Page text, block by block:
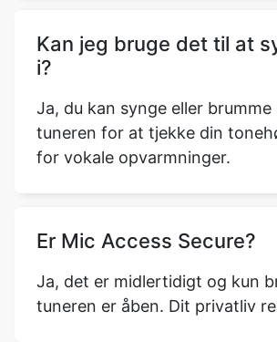
Kan jeg bruge det til at
i?
Ja, du kan synge eller brumme
tuneren for at tjekke din
for vokale opvarmninger.
Er Mic Access Secure?
Ja, det er midlertidigt og kun
tuneren er åben. Dit privatliv